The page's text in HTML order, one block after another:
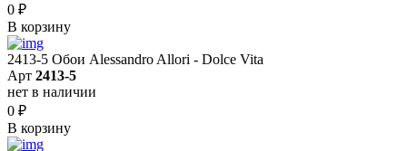
0 ₽
В корзину
2413-5 Обои Alessandro Allori - Dolce Vita
Арт 2413-5
нет в наличии
0 ₽
В корзину